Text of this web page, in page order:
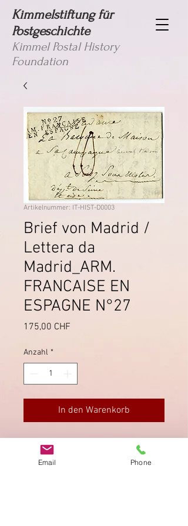
Kimmelstiftung für
Postgeschichte
Kimmel Postal History
Foundation
Artikelnummer: IT-HIST-D0003
Brief von Madrid /
Lettera da
Madrid_ARM.
FRANCAISE EN
ESPAGNE N°27
175,00 CHF
Anzahl *
In den Warenkorb
Lettera del
scritta
a Madrid ed inoltrata attraverso la
Email Phone